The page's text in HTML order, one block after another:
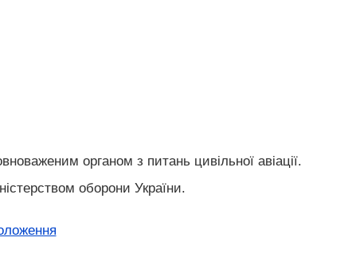
органом з питань цивільної авіації.
оборони України.